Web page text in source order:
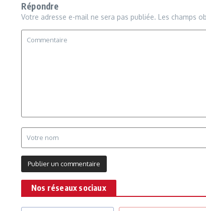
Répondre
Votre adresse e-mail ne sera pas publiée. Les champs
Nos réseaux sociaux